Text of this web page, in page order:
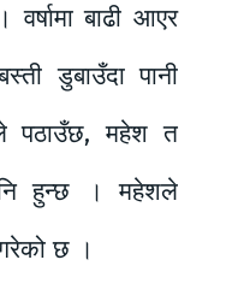
बाढी आएर
डुबाउँदा पानी
पठाउँछ, महेश त
हुन्छ । महेशले
छ ।